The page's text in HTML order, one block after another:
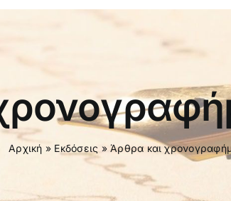
Αρχική » Εκδόσεις »Άρθρα και